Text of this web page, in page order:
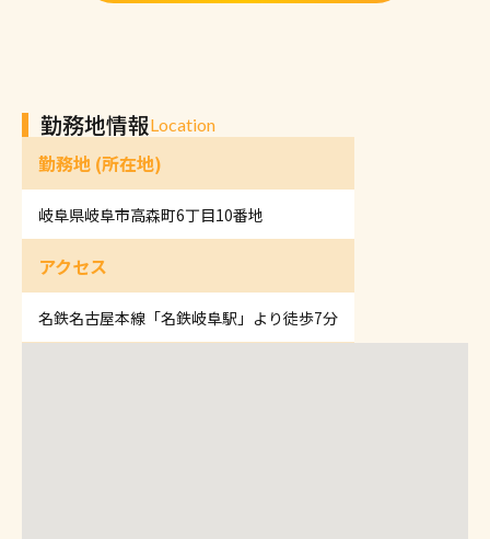
勤務地情報Location
勤務地 (所在地)
岐阜県岐阜市高森町6丁目10番地
アクセス
名鉄名古屋本線「名鉄岐阜駅」より徒歩7分